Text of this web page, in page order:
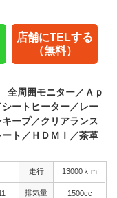
店舗にTELする
（無料）
周囲モニター／Ａｐ
ートヒーター／レー
ープ／クリアランス
ト／ＨＤＭＩ／茶革
走行 13000ｋｍ
排気量 1500cc